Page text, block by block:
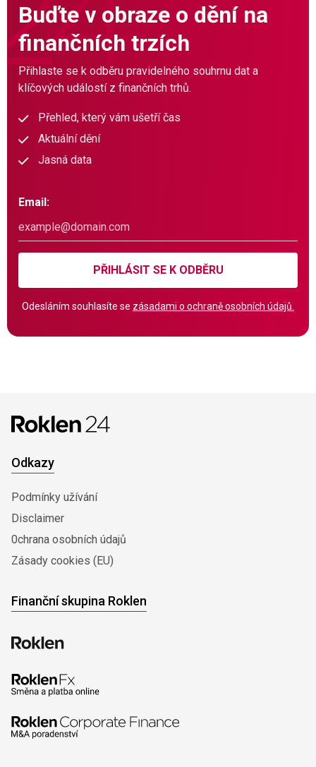
Buďte v obraze o dění na
finančních trzích
Přihlaste se k odběru pravidelného souhrnu dat a
klíčových událostí z finančních trhů.
Přehled, který vám ušetří čas
Aktuální dění
Jasná data
Email:
PŘIHLÁSIT SE K ODBĚRU
Odesláním souhlasíte se zásadami o ochraně osobních údajů.
Odkazy
Podmínky užívání
Disclaimer
0chrana osobních údajů
Zásady cookies (EU)
Finanční skupina Roklen